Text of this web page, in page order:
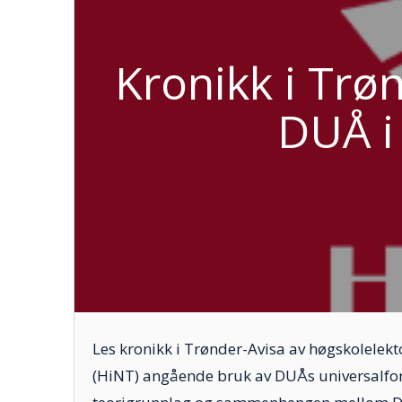
Kronikk i
DUÅ
Les kronikk i Trønder-Avisa av
(HiNT) angående bruk av DUÅs